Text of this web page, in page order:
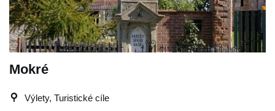
Mokré
Výlety, Turistické cíle